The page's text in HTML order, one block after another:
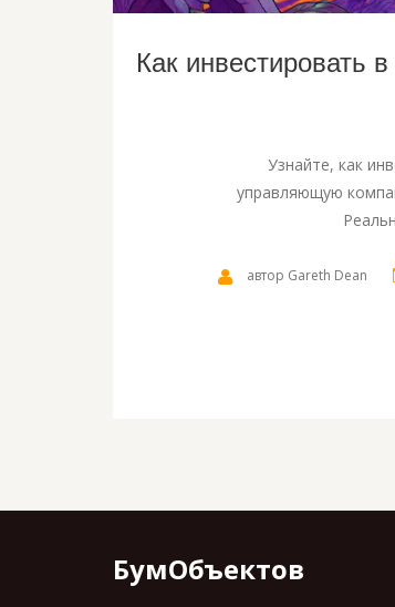
Как инвестировать
Узнайте, как
управляющую
автор Gareth Dean
БумОбъектов